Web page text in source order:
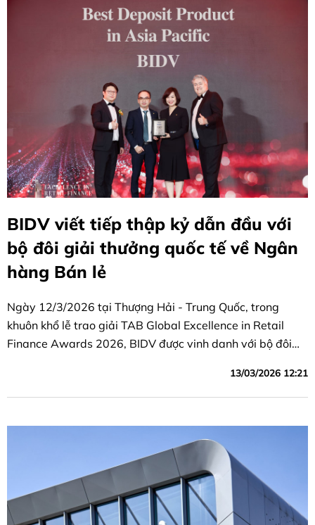
BIDV viết tiếp thập kỷ dẫn đầu với
bộ đôi giải thưởng quốc tế về Ngân
hàng Bán lẻ
Ngày 12/3/2026 tại Thượng Hải - Trung Quốc, trong
khuôn khổ lễ trao giải TAB Global Excellence in Retail
Finance Awards 2026, BIDV được vinh danh với bộ đôi
Việt Nam” và “Sản phẩm tiền gửi tốt nhất khu vực Châu Á
- Thái Bình Dương”.
13/03/2026 12:21